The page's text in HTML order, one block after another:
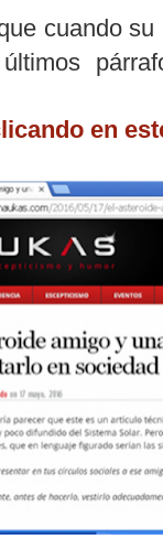
cuando
en